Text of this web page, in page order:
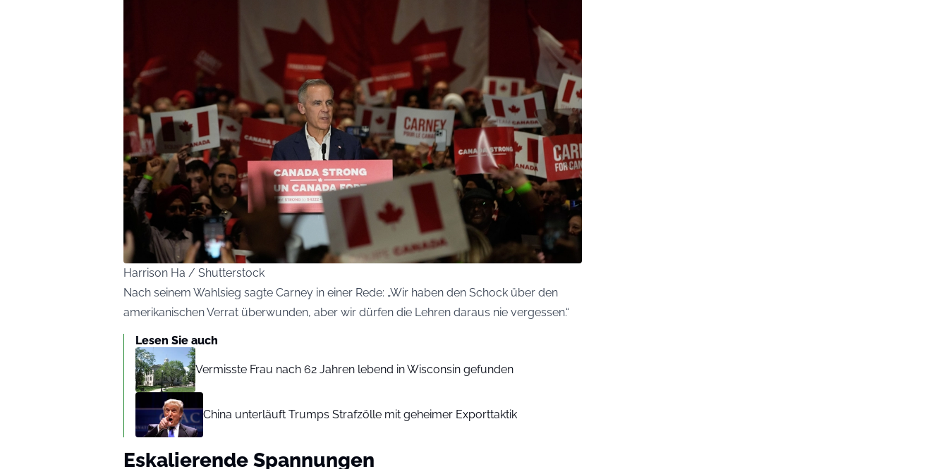
Harrison Ha / Shutterstock
Nach seinem Wahlsieg sagte Carney in einer Rede: „Wir haben den Schock über den
amerikanischen Verrat überwunden, aber wir dürfen die Lehren daraus nie vergessen.“
Lesen Sie auch
Vermisste Frau nach 62 Jahren lebend in Wisconsin gefunden
China unterläuft Trumps Strafzölle mit geheimer Exporttaktik
Eskalierende Spannungen